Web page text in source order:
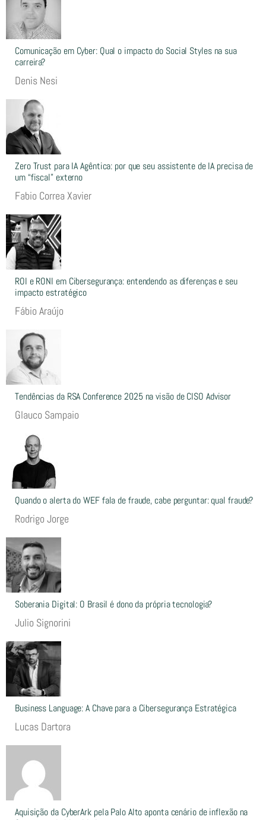
Comunicação em Cyber: Qual o impacto do Social Styles na sua
carreira?
Denis Nesi
Zero Trust para IA Agêntica: por que seu assistente de IA precisa de
um “fiscal” externo
Fabio Correa Xavier
ROI e RONI em Cibersegurança: entendendo as diferenças e seu
impacto estratégico
Fábio Araújo
Tendências da RSA Conference 2025 na visão de CISO Advisor
Glauco Sampaio
Quando o alerta do WEF fala de fraude, cabe perguntar: qual fraude?
Rodrigo Jorge
Soberania Digital: O Brasil é dono da própria tecnologia?
Julio Signorini
Business Language: A Chave para a Cibersegurança Estratégica
Lucas Dartora
Aquisição da CyberArk pela Palo Alto aponta cenário de inflexão na